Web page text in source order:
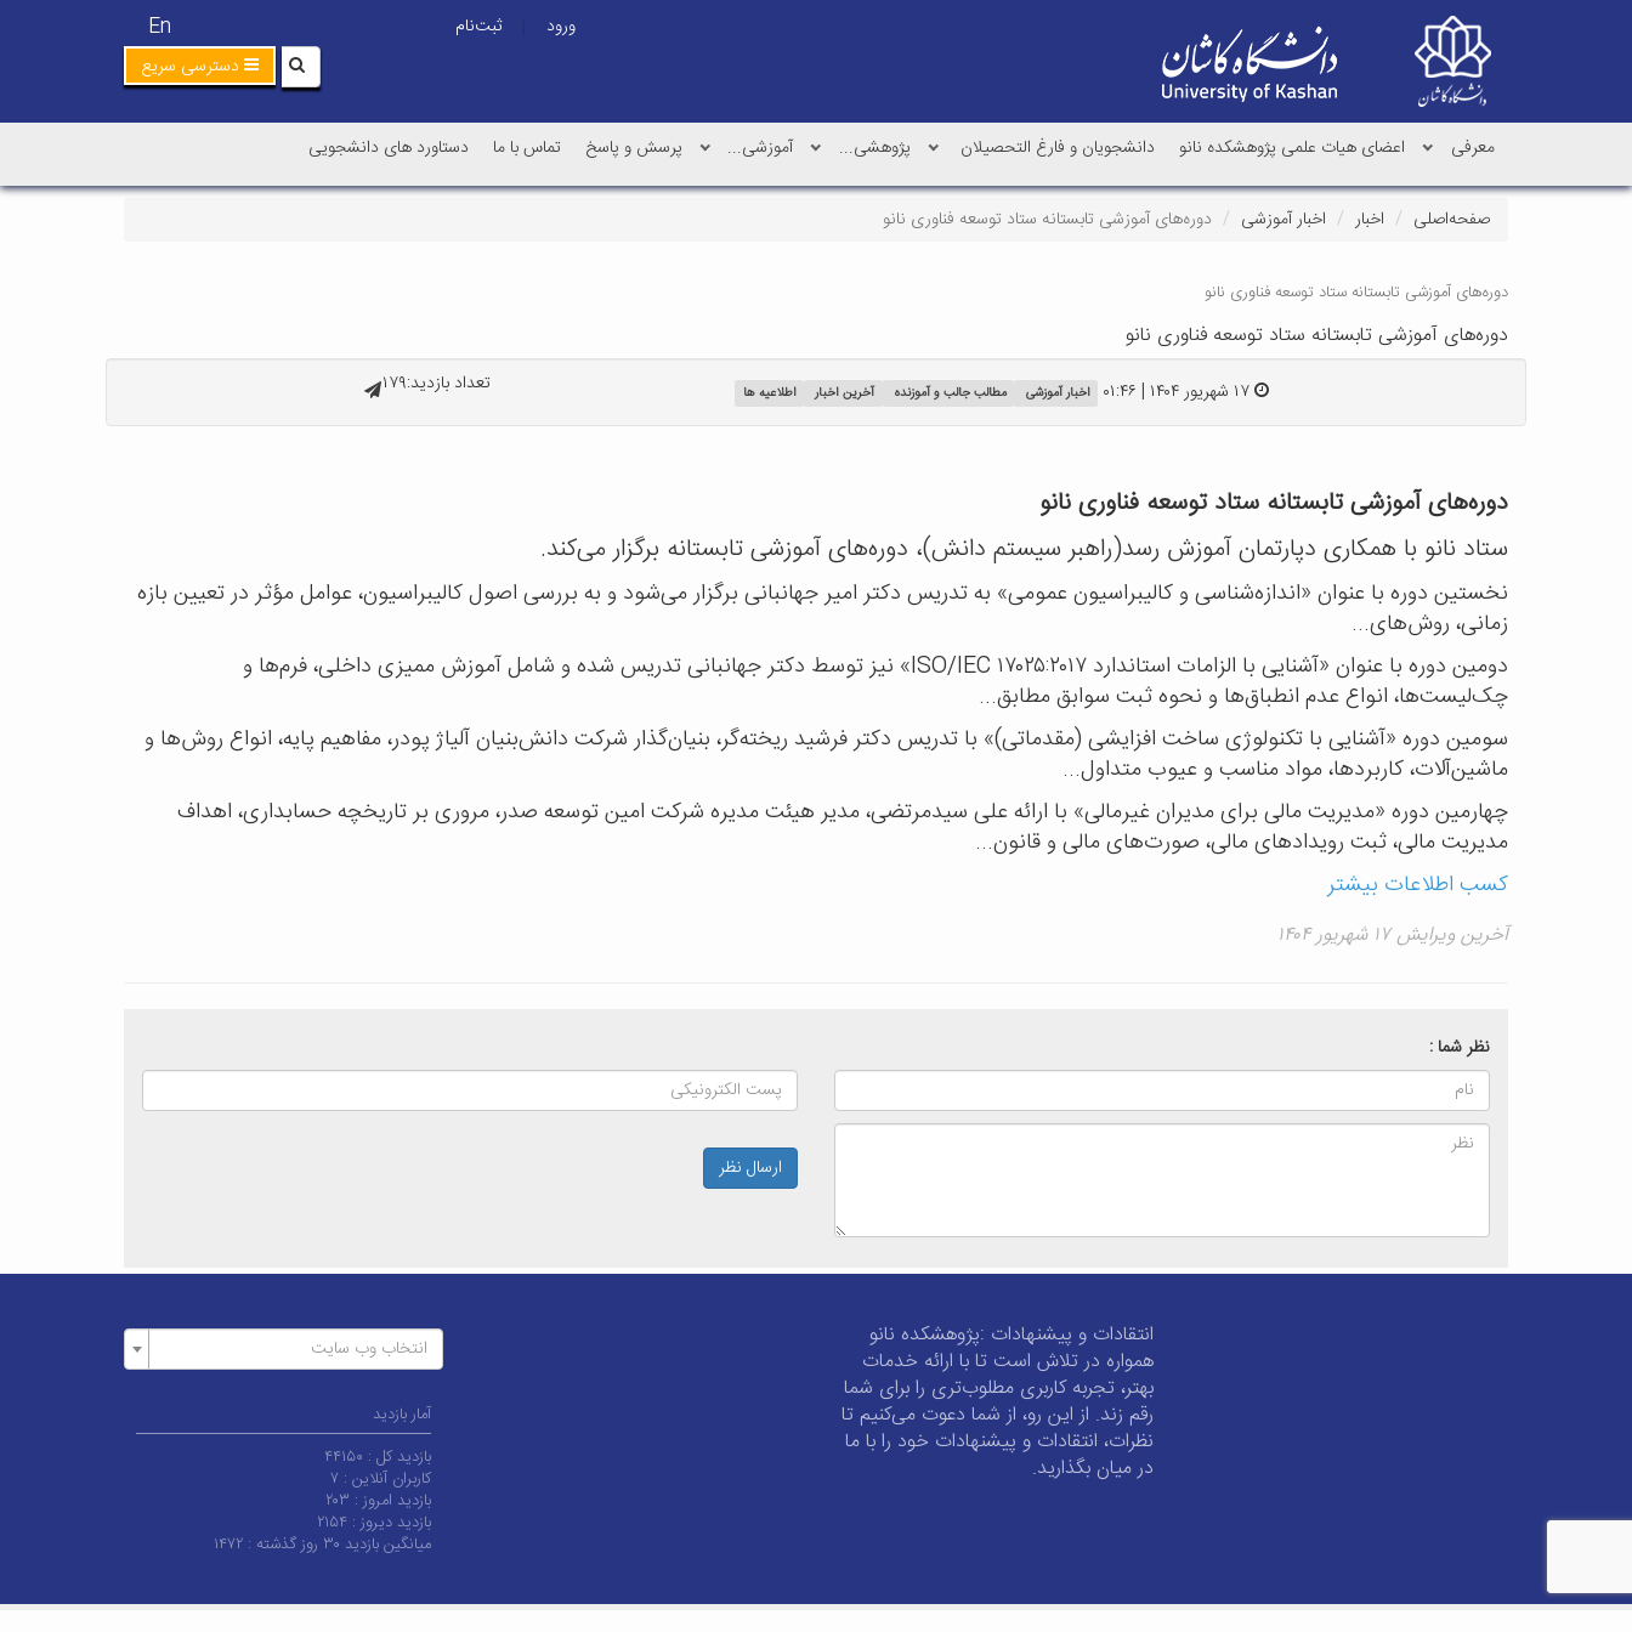
En ورود |
ثبت‌نام
دسترسی سریع
معرفی اعضای هیات علمی پژوهشکده نانو دانشجویان و فارغ التحصیلان پژوهشی... آموزشی... پرسش و پاسخ تماس با ما دستاورد های دانشجویی
صفحه‌اصلی اخبار اخبار آموزشی دوره‌های آموزشی تابستانه ستاد توسعه فناوری نانو
دوره‌های آموزشی تابستانه ستاد توسعه فناوری نانو
دوره‌های آموزشی تابستانه ستاد توسعه فناوری نانو
۱۷ شهریور ۱۴۰۴ | ۰۱:۴۶ اخبار آموزشی مطالب جالب و آموزنده آخرین اخبار اطلاعیه ها تعداد بازدید:۱۷۹
دوره‌های آموزشی تابستانه ستاد توسعه فناوری نانو
ستاد نانو با همکاری دپارتمان آموزش رسد(راهبر سیستم دانش)، دوره‌های آموزشی تابستانه برگزار می‌کند.
نخستین دوره با عنوان «اندازه‌شناسی و کالیبراسیون عمومی» به تدریس دکتر امیر جهانبانی برگزار می‌شود و به بررسی اصول کالیبراسیون، عوامل مؤثر در تعیین بازه
زمانی، روش‌های...
دومین دوره با عنوان «آشنایی با الزامات استاندارد ISO/IEC ۱۷۰۲۵:۲۰۱۷» نیز توسط دکتر جهانبانی تدریس شده و شامل آموزش ممیزی داخلی، فرم‌ها و
چک‌لیست‌ها، انواع عدم انطباق‌ها و نحوه ثبت سوابق مطابق...
سومین دوره «آشنایی با تکنولوژی ساخت افزایشی (مقدماتی)» با تدریس دکتر فرشید ریخته‌گر، بنیان‌گذار شرکت دانش‌بنیان آلیاژ پودر، مفاهیم پایه، انواع روش‌ها و
ماشین‌آلات، کاربردها، مواد مناسب و عیوب متداول...
چهارمین دوره «مدیریت مالی برای مدیران غیرمالی» با ارائه علی سیدمرتضی، مدیر هیئت مدیره شرکت امین توسعه صدر، مروری بر تاریخچه حسابداری، اهداف
مدیریت مالی، ثبت رویدادهای مالی، صورت‌های مالی و قانون...
کسب اطلاعات بیشتر
آخرین ویرایش ۱۷ شهریور ۱۴۰۴
نظر شما :
ارسال نظر
انتقادات و پیشنهادات :پژوهشکده نانو
همواره در تلاش است تا با ارائه خدمات
بهتر، تجربه کاربری مطلوب‌تری را برای شما
رقم زند. از این رو، از شما دعوت می‌کنیم تا
نظرات، انتقادات و پیشنهادات خود را با ما
در میان بگذارید.
انتخاب وب سایت
آمار بازدید
بازدید کل : ۴۴۱۵۰
کاربران آنلاین : ۷
بازدید امروز : ۲۰۳
بازدید دیروز : ۲۱۵۴
میانگین بازدید ۳۰ روز گذشته :
۱۴۷۲